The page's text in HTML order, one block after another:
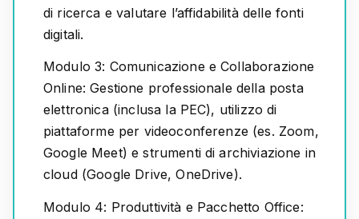
di ricerca e valutare l’affidabilità delle fonti
digitali.
Modulo 3: Comunicazione e Collaborazione
Online: Gestione professionale della posta
elettronica (inclusa la PEC), utilizzo di
piattaforme per videoconferenze (es. Zoom,
Google Meet) e strumenti di archiviazione in
cloud (Google Drive, OneDrive).
Modulo 4: Produttività e Pacchetto Office: